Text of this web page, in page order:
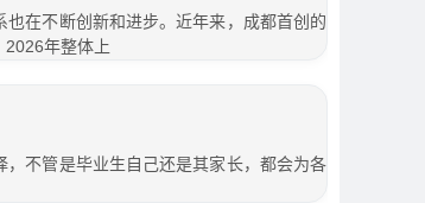
在不断创新和进步。近年来，成都首创的
2026年整体上
不管是毕业生自己还是其家长，都会为各